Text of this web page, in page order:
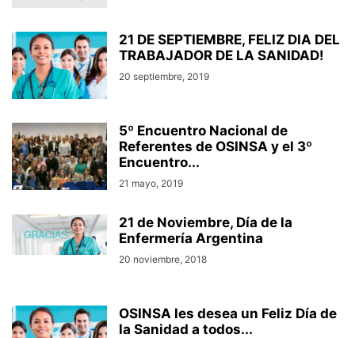
21 DE SEPTIEMBRE, FELIZ DIA DEL
TRABAJADOR DE LA SANIDAD!
20 septiembre, 2019
5º Encuentro Nacional de
Referentes de OSINSA y el 3º
Encuentro...
21 mayo, 2019
21 de Noviembre, Día de la
Enfermería Argentina
20 noviembre, 2018
OSINSA les desea un Feliz Día de
la Sanidad a todos...